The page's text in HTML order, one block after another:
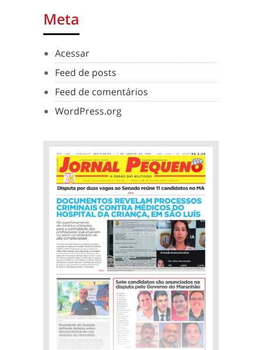
Meta
Acessar
Feed de posts
Feed de comentários
WordPress.org